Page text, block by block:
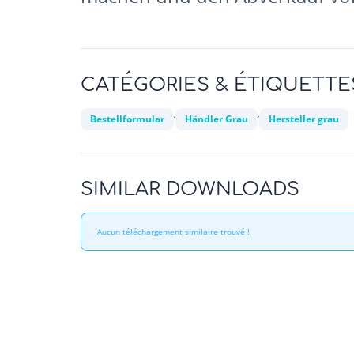
CATÉGORIES &
Bestellformular , Händler Grau , Hersteller grau
SIMILAR DOWNLOADS
Aucun téléchargement similaire trouvé !